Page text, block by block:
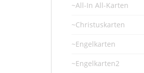
~All-In All-Karten
~Christuskarten
~Engelkarten
~Engelkarten2